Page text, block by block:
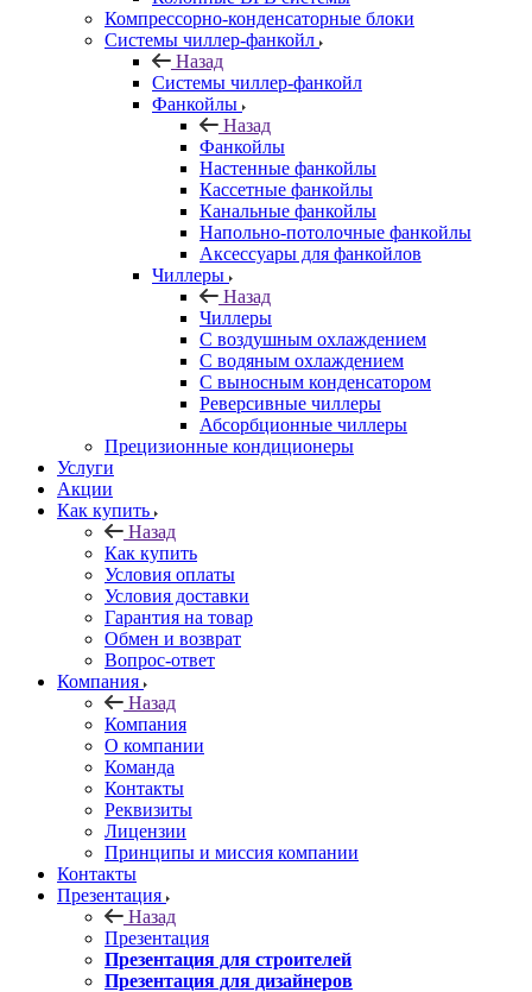
Компрессорно-конденсаторные блоки
Системы чиллер-фанкойл
Назад
Системы чиллер-фанкойл
Фанкойлы
Назад
Фанкойлы
Настенные фанкойлы
Кассетные фанкойлы
Канальные фанкойлы
Напольно-потолочные фанкойлы
Аксессуары для фанкойлов
Чиллеры
Назад
Чиллеры
С воздушным охлаждением
С водяным охлаждением
С выносным конденсатором
Реверсивные чиллеры
Абсорбционные чиллеры
Прецизионные кондиционеры
Услуги
Акции
Как купить
Назад
Как купить
Условия оплаты
Условия доставки
Гарантия на товар
Обмен и возврат
Вопрос-ответ
Компания
Назад
Компания
О компании
Команда
Контакты
Реквизиты
Лицензии
Принципы и миссия компании
Контакты
Презентация
Назад
Презентация
Презентация для строителей
Презентация для дизайнеров